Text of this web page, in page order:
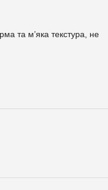
та м’яка текстура, не